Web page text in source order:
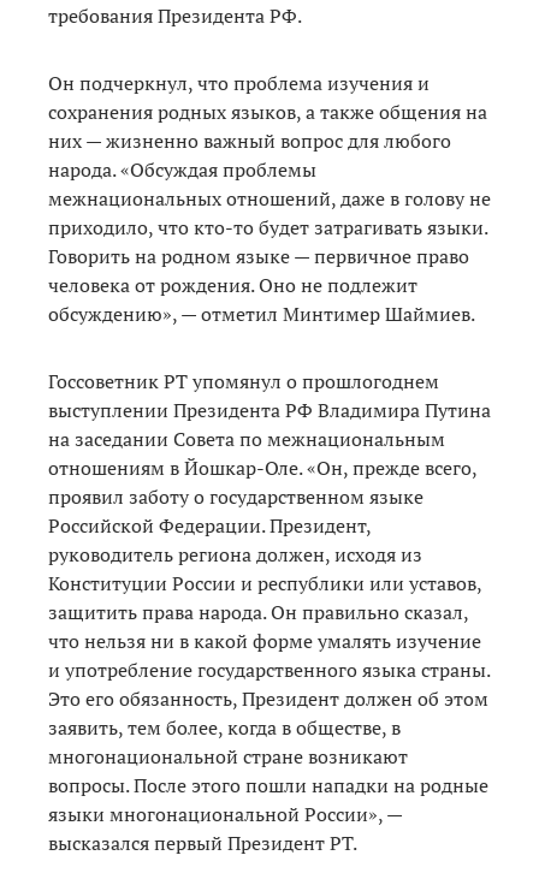
требования Президента РФ.
Он подчеркнул, что проблема изучения и
сохранения родных языков, а также общения на
них — жизненно важный вопрос для любого
народа. «Обсуждая проблемы
межнациональных отношений, даже в голову не
приходило, что кто-то будет затрагивать языки.
Говорить на родном языке — первичное право
человека от рождения. Оно не подлежит
обсуждению», — отметил Минтимер Шаймиев.
Госсоветник РТ упомянул о прошлогоднем
выступлении Президента РФ Владимира Путина
на заседании Совета по межнациональным
отношениям в Йошкар-Оле. «Он, прежде всего,
проявил заботу о государственном языке
Российской Федерации. Президент,
руководитель региона должен, исходя из
Конституции России и республики или уставов,
защитить права народа. Он правильно сказал,
что нельзя ни в какой форме умалять изучение
и употребление государственного языка страны.
Это его обязанность, Президент должен об этом
заявить, тем более, когда в обществе, в
многонациональной стране возникают
вопросы. После этого пошли нападки на родные
языки многонациональной России», —
высказался первый Президент РТ.